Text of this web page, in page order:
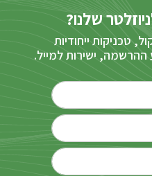
שלנו?
טכניקות ייחודיות
ישירות למייל.